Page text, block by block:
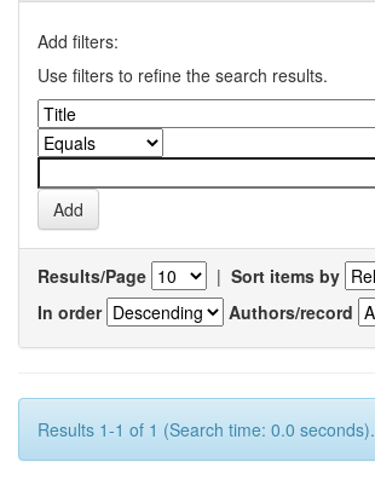
Add filters:
Use filters to refine the search results.
Results/Page | Sort items by
In order
Authors/record
Results 1-1 of 1 (Search time: 0.0 seconds).